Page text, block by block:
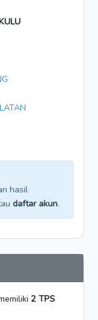
hasil
daftar akun.
2 TPS